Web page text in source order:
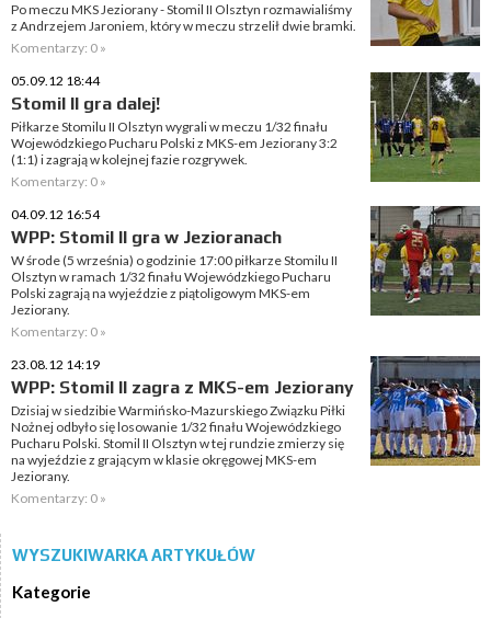
Po meczu MKS Jeziorany - Stomil II Olsztyn rozmawialiśmy
z Andrzejem Jaroniem, który w meczu strzelił dwie bramki.
Komentarzy: 0 »
05.09.12 18:44
Stomil II gra dalej!
Piłkarze Stomilu II Olsztyn wygrali w meczu 1/32 finału
Wojewódzkiego Pucharu Polski z MKS-em Jeziorany 3:2
(1:1) i zagrają w kolejnej fazie rozgrywek.
Komentarzy: 0 »
04.09.12 16:54
WPP: Stomil II gra w Jezioranach
W środe (5 września) o godzinie 17:00 piłkarze Stomilu II
Olsztyn w ramach 1/32 finału Wojewódzkiego Pucharu
Polski zagrają na wyjeździe z piątoligowym MKS-em
Jeziorany.
Komentarzy: 0 »
23.08.12 14:19
WPP: Stomil II zagra z MKS-em Jeziorany
Dzisiaj w siedzibie Warmińsko-Mazurskiego Związku Piłki
Nożnej odbyło się losowanie 1/32 finału Wojewódzkiego
Pucharu Polski. Stomil II Olsztyn w tej rundzie zmierzy się
na wyjeździe z grającym w klasie okręgowej MKS-em
Jeziorany.
Komentarzy: 0 »
WYSZUKIWARKA ARTYKUŁÓW
Kategorie